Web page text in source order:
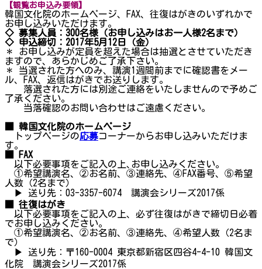
【観覧お申込み要領】
韓国文化院のホームページ、FAX、往復はがきのいずれかで
お申し込みいただけます。
◇ 募集人員：300名様（お申し込みはお一人様2名まで）
◇ 申込締切：2017年5月12日（金）
＊ お申し込みが定員を超えた場合は抽選とさせていただき
ますので、あらかじめご了承下さい。
＊ 当選された方へのみ、講演1週間前までに確認書をメー
ル、FAX、返信はがきでお送りします。
落選された方には別途ご連絡をいたしませんので予めご
了承ください。
当落確認のお問い合わせはご遠慮ください。
■ 韓国文化院のホームページ
トップページの応募コーナーからお申し込みいただけま
す。
■ FAX
以下必要事項をご記入の上､お申し込みください。
①希望講演名、②お名前、③連絡先、④FAX番号、⑤希望
人数（2名まで）
▶ 送り先：03-3357-6074 講演会シリーズ2017係
■ 往復はがき
以下必要事項をご記入の上、必ず往復はがきで締切日必着
でお申し込みください。
①希望講演名、②お名前、③連絡先、④希望人数（2名ま
で）
▶ 送り先：〒160-0004 東京都新宿区四谷4-4-10 韓国文
化院 講演会シリーズ2017係